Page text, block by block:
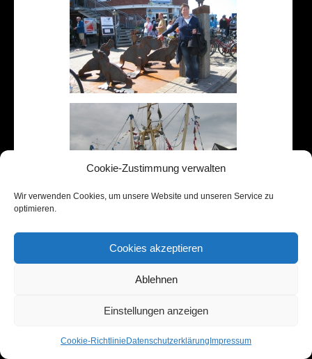
Cookie-Zustimmung verwalten
Wir verwenden Cookies, um unsere Website und unseren Service zu
optimieren.
Cookies akzeptieren
Ablehnen
Einstellungen anzeigen
Cookie-Richtlinie Datenschutzerklärung Impressum